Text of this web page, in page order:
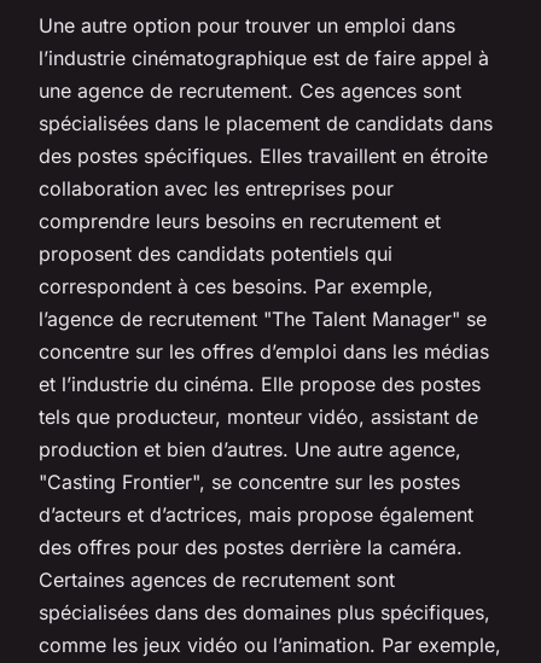
Une autre option pour trouver un emploi dans
l’industrie cinématographique est de faire appel à
une agence de recrutement. Ces agences sont
spécialisées dans le placement de candidats dans
des postes spécifiques. Elles travaillent en étroite
collaboration avec les entreprises pour
comprendre leurs besoins en recrutement et
proposent des candidats potentiels qui
correspondent à ces besoins. Par exemple,
l’agence de recrutement "The Talent Manager" se
concentre sur les offres d’emploi dans les médias
et l’industrie du cinéma. Elle propose des postes
tels que producteur, monteur vidéo, assistant de
production et bien d’autres. Une autre agence,
"Casting Frontier", se concentre sur les postes
d’acteurs et d’actrices, mais propose également
des offres pour des postes derrière la caméra.
Certaines agences de recrutement sont
spécialisées dans des domaines plus spécifiques,
comme les jeux vidéo ou l’animation. Par exemple,